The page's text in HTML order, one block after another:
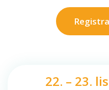
22. – 23.